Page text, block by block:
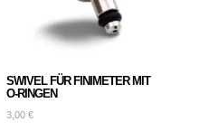
SWIVEL FÜR FINIMETER MIT
O-RINGEN
3,00 €